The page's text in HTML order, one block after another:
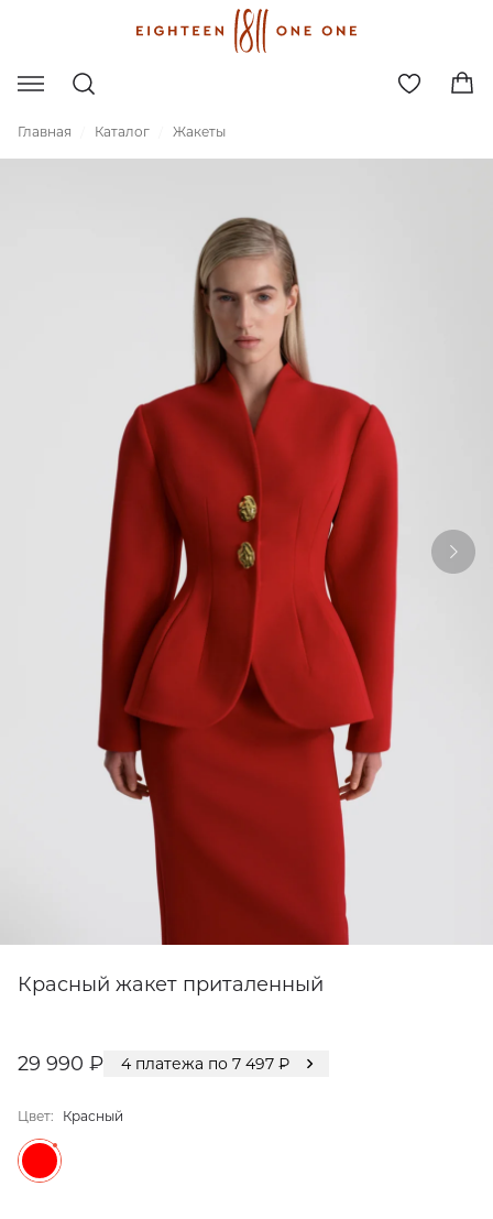
Главная Каталог Жакеты
Красный жакет приталенный
29 990 ₽ 4 платежа по 7 497 ₽
Цвет: Красный